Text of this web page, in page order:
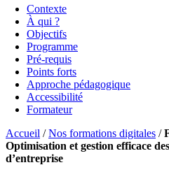
Contexte
À qui ?
Objectifs
Programme
Pré-requis
Points forts
Approche pédagogique
Accessibilité
Formateur
Accueil /Nos formations digitales /
Optimisation et gestion efficace
d’entreprise